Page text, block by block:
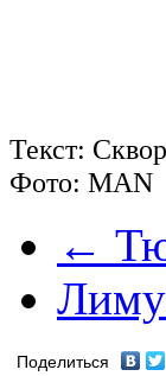
Текст:
Фото: MAN
←
Поделиться